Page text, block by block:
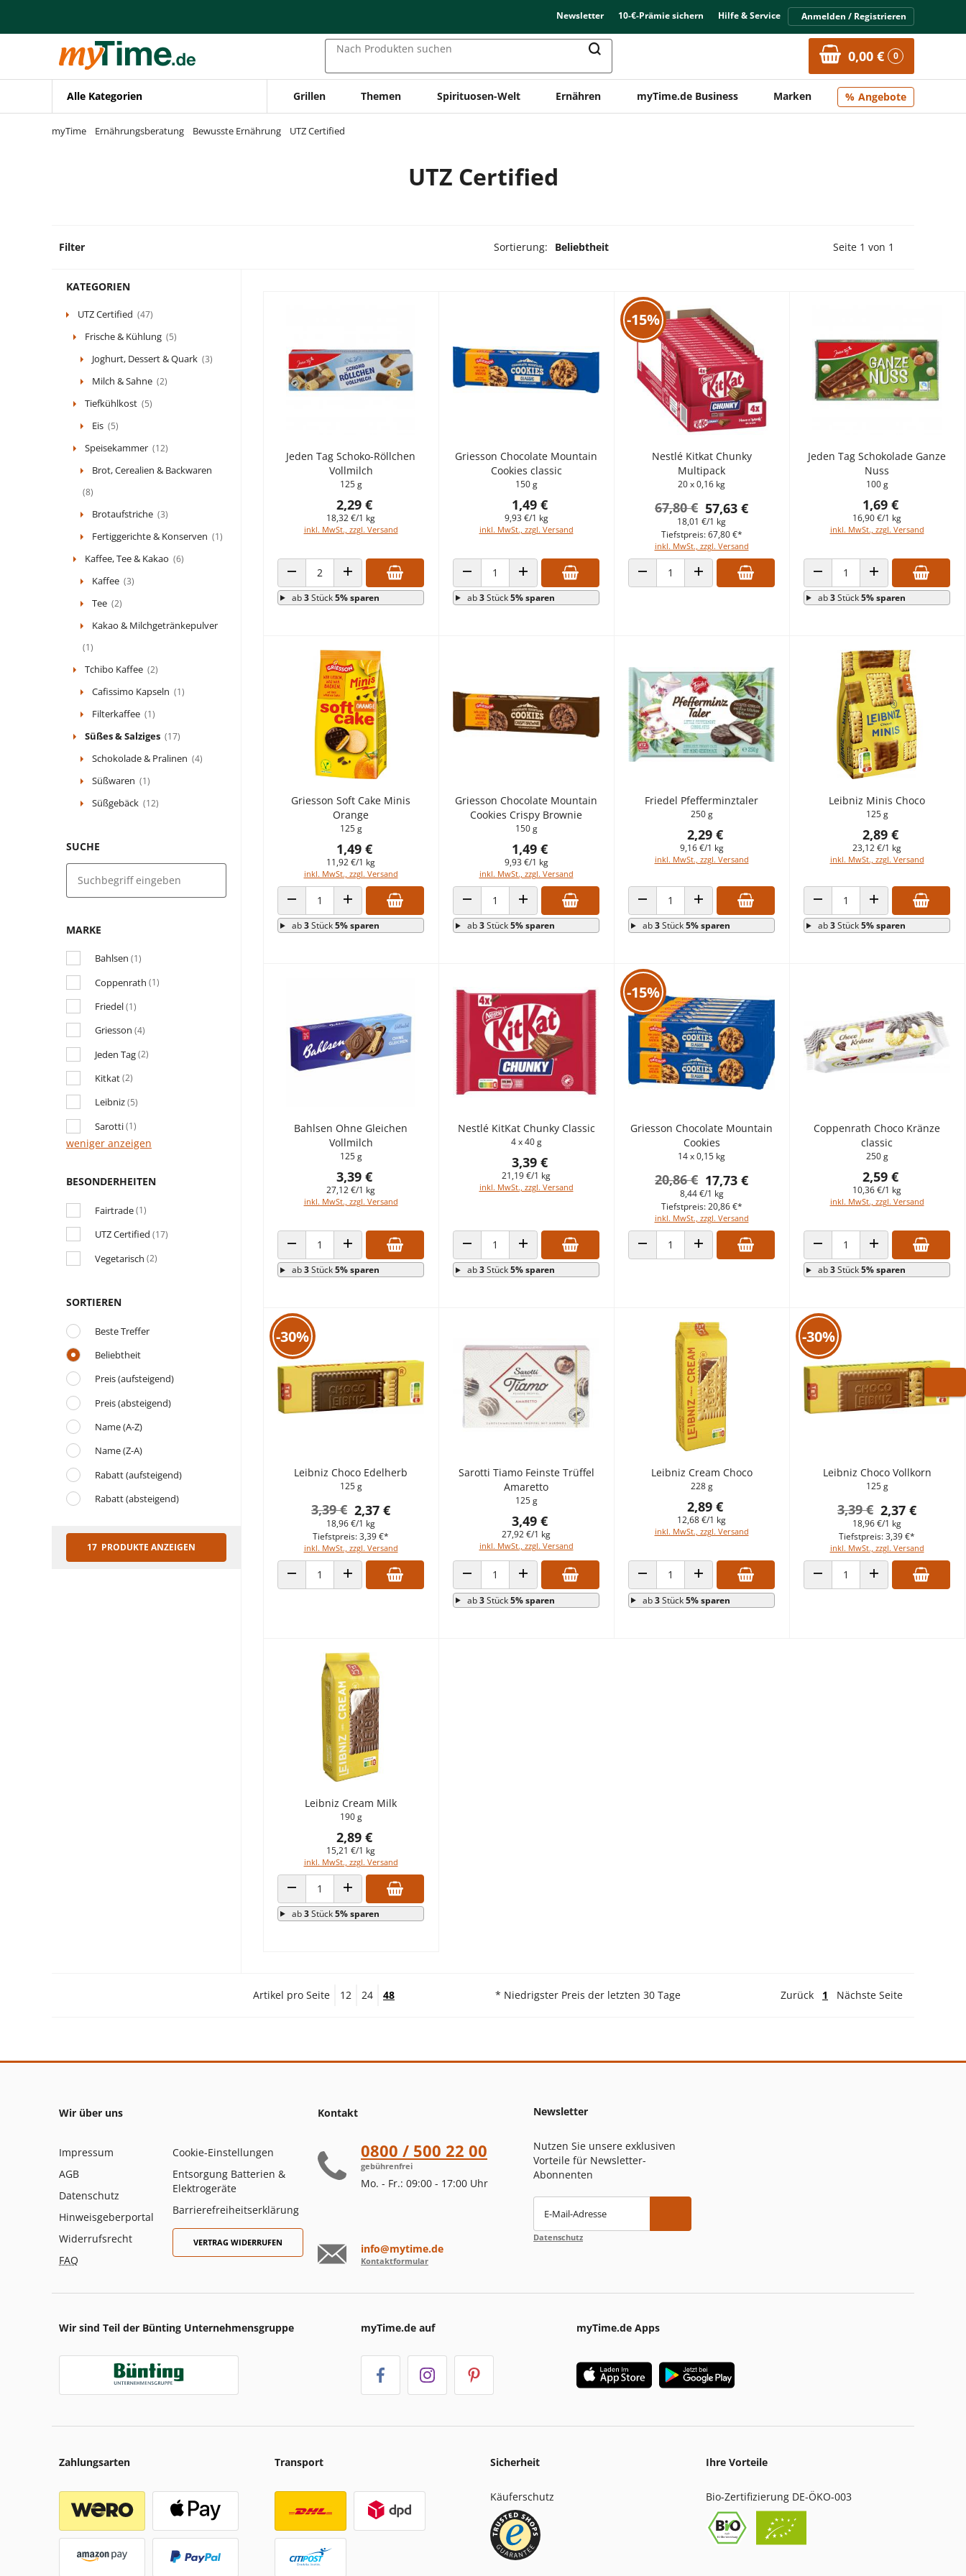
Zur Navigation springen
Zur Suche springen
Newsletter 10-€-Prämie sichern Hilfe & Service Anmelden / Registrieren
Nach Produkten suchen 0,00 € 0
Alle Kategorien Grillen Themen Spirituosen-Welt Ernähren myTime.de Business Marken Angebote
myTime Ernährungsberatung Bewusste Ernährung UTZ Certified
UTZ Certified
Filter Sortierung: Beliebtheit Vorherige Seite
Seite 1 von 1
KATEGORIEN
UTZ Certified (47)
Frische & Kühlung (5)
Joghurt, Dessert & Quark (3)
Milch & Sahne (2)
Tiefkühlkost (5)
Eis (5)
Speisekammer (12)
Brot, Cerealien & Backwaren
(8)
Brotaufstriche (3)
Fertiggerichte & Konserven (1)
Kaffee, Tee & Kakao (6)
Kaffee (3)
Tee (2)
Kakao & Milchgetränkepulver
(1)
Tchibo Kaffee (2)
Cafissimo Kapseln (1)
Filterkaffee (1)
Süßes & Salziges (17)
Schokolade & Pralinen (4)
Süßwaren (1)
Süßgebäck (12)
SUCHE
MARKE
Bahlsen (1)
Coppenrath (1)
Friedel(1)
Griesson (4)
Jeden Tag(2)
Kitkat(2)
Leibniz(5)
Sarotti(1)
weniger anzeigen
BESONDERHEITEN
Fairtrade(1)
UTZ Certified (17)
Vegetarisch (2)
SORTIEREN
Beste Treffer
Beliebtheit
Preis (aufsteigend)
Preis (absteigend)
Name (A-Z)
Name (Z-A)
Rabatt (aufsteigend)
Rabatt (absteigend)
17 PRODUKTE ANZEIGEN
Jeden Tag Schoko-Röllchen
Vollmilch
125 g
2,29 €
18,32 €/1 kg
inkl. MwSt., zzgl. Versand
ANZAHL VERRINGERNANZAHL ERHÖHEN
ab3Stück5% sparen
Griesson Chocolate Mountain
Cookies classic
150 g
1,49 €
9,93 €/1 kg
inkl. MwSt., zzgl. Versand
ANZAHL VERRINGERNANZAHL ERHÖHEN
ab3Stück5% sparen
-15%
Nestlé Kitkat Chunky
Multipack
20 x 0,16 kg
57,63 €
67,80 €
18,01 €/1 kg
inkl. MwSt., zzgl. Versand
Tiefstpreis: 67,80 €*
ANZAHL VERRINGERNANZAHL ERHÖHEN
Jeden Tag Schokolade Ganze
Nuss
100 g
1,69 €
16,90 €/1 kg
inkl. MwSt., zzgl. Versand
ANZAHL VERRINGERNANZAHL ERHÖHEN
ab3Stück5% sparen
Griesson Soft Cake Minis
Orange
125 g
1,49 €
11,92 €/1 kg
inkl. MwSt., zzgl. Versand
ANZAHL VERRINGERNANZAHL ERHÖHEN
ab3Stück5% sparen
Griesson Chocolate Mountain
Cookies Crispy Brownie
150 g
1,49 €
9,93 €/1 kg
inkl. MwSt., zzgl. Versand
ANZAHL VERRINGERNANZAHL ERHÖHEN
ab3Stück5% sparen
Friedel Pfefferminztaler
250 g
2,29 €
9,16 €/1 kg
inkl. MwSt., zzgl. Versand
ANZAHL VERRINGERNANZAHL ERHÖHEN
ab3Stück5% sparen
Leibniz Minis Choco
125 g
2,89 €
23,12 €/1 kg
inkl. MwSt., zzgl. Versand
ANZAHL VERRINGERNANZAHL ERHÖHEN
ab3Stück5% sparen
Bahlsen Ohne Gleichen
Vollmilch
125 g
3,39 €
27,12 €/1 kg
inkl. MwSt., zzgl. Versand
ANZAHL VERRINGERNANZAHL ERHÖHEN
ab3Stück5% sparen
Nestlé KitKat Chunky Classic
4 x 40 g
3,39 €
21,19 €/1 kg
inkl. MwSt., zzgl. Versand
ANZAHL VERRINGERNANZAHL ERHÖHEN
ab3Stück5% sparen
-15%
Griesson Chocolate Mountain
Cookies
14 x 0,15 kg
17,73 €
20,86 €
8,44 €/1 kg
inkl. MwSt., zzgl. Versand
Tiefstpreis: 20,86 €*
ANZAHL VERRINGERNANZAHL ERHÖHEN
Coppenrath Choco Kränze
classic
250 g
2,59 €
10,36 €/1 kg
inkl. MwSt., zzgl. Versand
ANZAHL VERRINGERNANZAHL ERHÖHEN
ab3Stück5% sparen
-30%
Leibniz Choco Edelherb
125 g
2,37 €
3,39 €
18,96 €/1 kg
inkl. MwSt., zzgl. Versand
Tiefstpreis: 3,39 €*
ANZAHL VERRINGERNANZAHL ERHÖHEN
Sarotti Tiamo Feinste Trüffel
Amaretto
125 g
3,49 €
27,92 €/1 kg
inkl. MwSt., zzgl. Versand
ANZAHL VERRINGERNANZAHL ERHÖHEN
ab3Stück5% sparen
Leibniz Cream Choco
228 g
2,89 €
12,68 €/1 kg
inkl. MwSt., zzgl. Versand
ANZAHL VERRINGERNANZAHL ERHÖHEN
ab3Stück5% sparen
-30%
Leibniz Choco Vollkorn
125 g
2,37 €
3,39 €
18,96 €/1 kg
inkl. MwSt., zzgl. Versand
Tiefstpreis: 3,39 €*
ANZAHL VERRINGERNANZAHL ERHÖHEN
Leibniz Cream Milk
190 g
2,89 €
15,21 €/1 kg
inkl. MwSt., zzgl. Versand
ANZAHL VERRINGERNANZAHL ERHÖHEN
ab3Stück5% sparen
Artikel pro Seite 12 24 48 * Niedrigster Preis der letzten 30 Tage Zurück 1 Nächste Seite
Wir über uns
Impressum
AGB
Datenschutz
Hinweisgeberportal
Widerrufsrecht
FAQ
Cookie-Einstellungen
Entsorgung Batterien &
Elektrogeräte
Barrierefreiheitserklärung
VERTRAG WIDERRUFEN
Kontakt
0800 / 500 22 00
gebührenfrei
Mo. - Fr.: 09:00 - 17:00 Uhr
info@mytime.de
Kontaktformular
Newsletter
Nutzen Sie unsere exklusiven
Vorteile für Newsletter-
Abonnenten
E-Mail-Adresse
Datenschutz
Wir sind Teil der Bünting Unternehmensgruppe myTime.de auf myTime.de Apps
Zahlungsarten Transport Sicherheit
Käuferschutz
Ihre Vorteile
Bio-Zertifizierung DE-ÖKO-003